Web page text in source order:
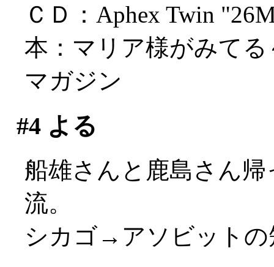
ＣＤ：Aphex Twin
本：マリア様がみてる
マガジン
#4よる
船雄さんと鹿島さん
流。
シカゴ→アソビットの